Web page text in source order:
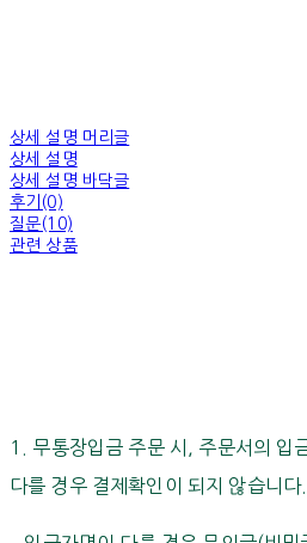
상세 설명 머리글
상세 설명
상세 설명 바닥글
후기(0)
질문(10)
관련 상품
1. 무통장입금 주문 시, 주문서의 입
다를 경우 결제확인이 되지 않습니다.